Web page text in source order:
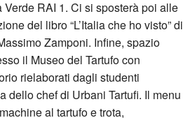
RAI 1. Ci si sposterà poi alle
del libro “L’Italia che ho visto” di
Zamponi. Infine, spazio
il Museo del Tartufo con
rielaborati dagli studenti
dello chef di Urbani Tartufi. Il menu
al tartufo e trota,